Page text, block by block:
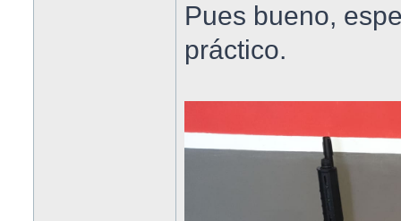
Pues bueno,
práctico.